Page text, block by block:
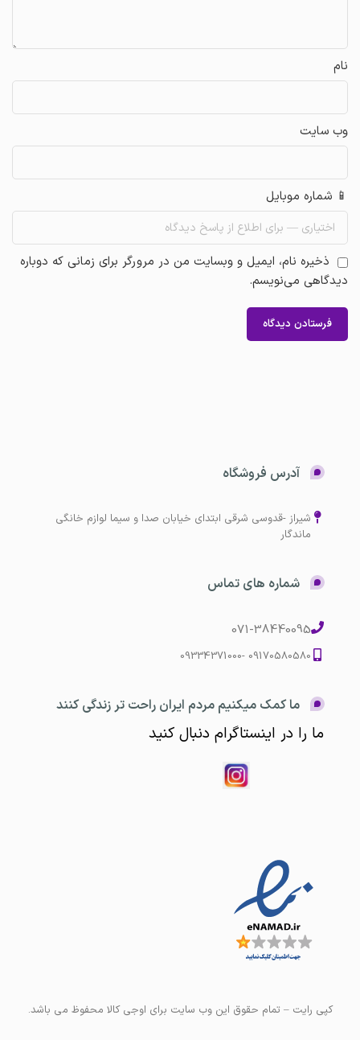
نام
وب‌ سایت
📱 شماره موبایل
ذخیره نام، ایمیل و وبسایت من در مرورگر برای زمانی که دوباره
دیدگاهی می‌نویسم.
آدرس فروشگاه
شیراز -قدوسی شرقی ابتدای خیابان صدا و سیما لوازم خانگی
ماندگار
شماره های تماس
071-38440095
09170580580 -09334371000
ما کمک میکنیم مردم ایران راحت تر زندگی کنند
ما را در اینستاگرام دنبال کنید
کپی رایت – تمام حقوق این وب سایت برای اوجی کالا محفوظ می باشد.